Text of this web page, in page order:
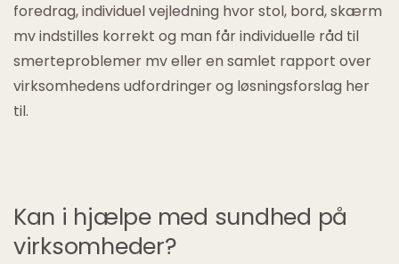
foredrag, individuel vejledning hvor stol, bord, skærm
mv indstilles korrekt og man får individuelle råd til
smerteproblemer mv eller en samlet rapport over
virksomhedens udfordringer og løsningsforslag her
til.
Kan i hjælpe med sundhed på
virksomheder?